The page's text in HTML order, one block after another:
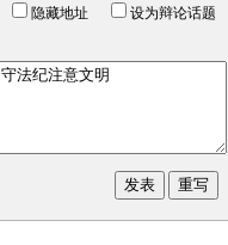
隐藏地址
设为辩论话题